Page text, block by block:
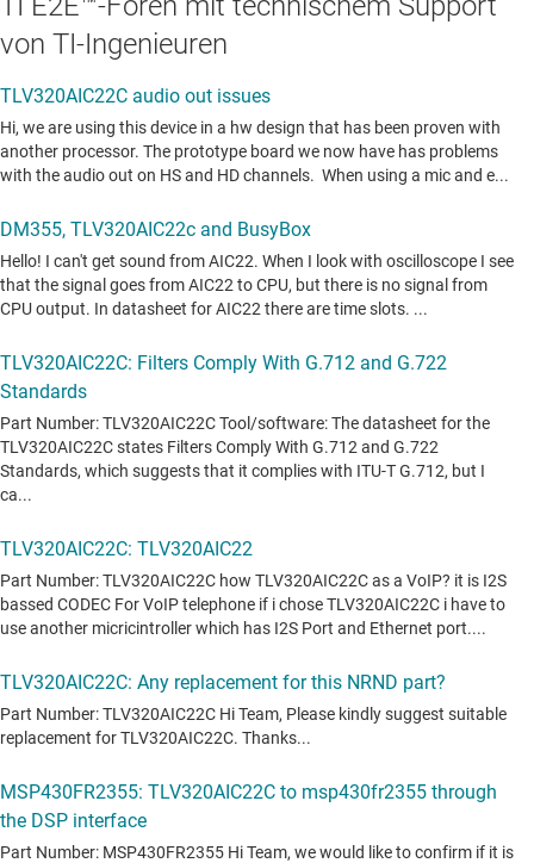
von TI-Ingenieuren